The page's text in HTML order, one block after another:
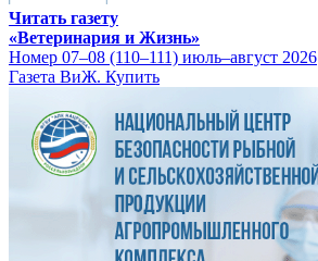
Читать газету
«Ветеринария и Жизнь»
Номер 07–08 (110–111) июль–август 2026
Газета ВиЖ. Купить